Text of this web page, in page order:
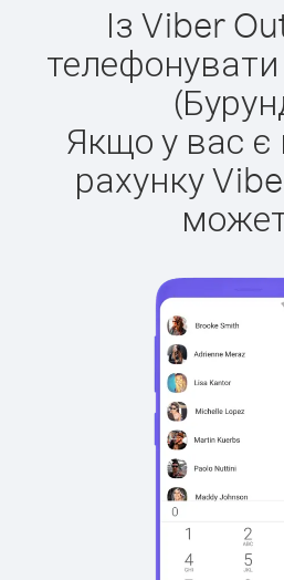
Із Viber
Якщо у вас
рахунку